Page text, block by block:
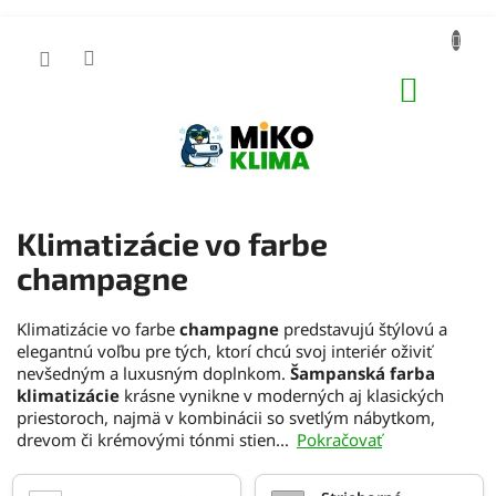
Klimatizácie vo farbe
champagne
Klimatizácie vo farbe champagne predstavujú štýlovú a
elegantnú voľbu pre tých, ktorí chcú svoj interiér oživiť
nevšedným a luxusným doplnkom. Šampanská farba
klimatizácie krásne vynikne v moderných aj klasických
priestoroch, najmä v kombinácii so svetlým nábytkom,
drevom či krémovými tónmi stien... Pokračovať